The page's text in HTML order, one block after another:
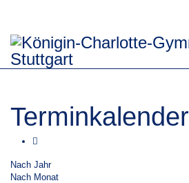
Terminkalender
Nach Jahr
Nach Monat